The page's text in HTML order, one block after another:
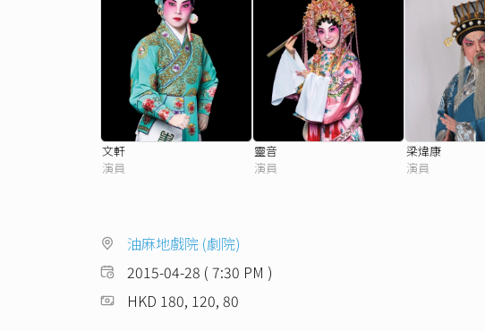
文軒
演員
靈音
演員
梁煒康
演員
油麻地戲院 (劇院)
2015-04-28 ( 7:30 PM )
HKD 180, 120, 80